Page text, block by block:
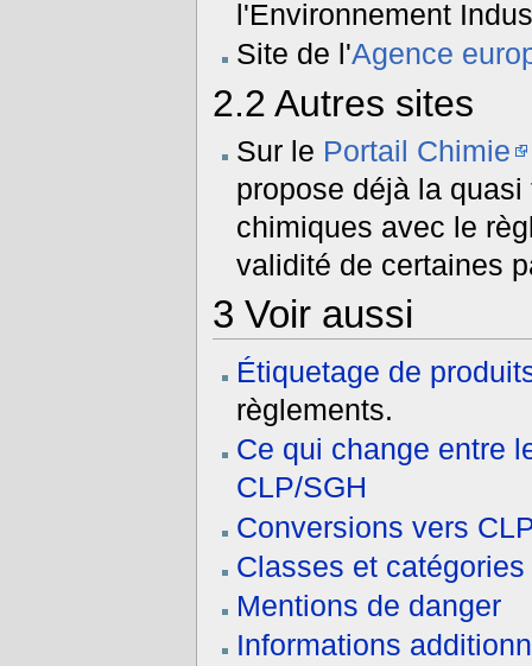
l'Environnement
Site de l'Agence
2.2 Autres sites
Sur le Portail Chimie
propose déjà la
chimiques avec le
validité de certaines
3 Voir aussi
Étiquetage de
règlements.
Ce qui change entre
CLP/SGH
Conversions vers
Classes et
Mentions de danger
Informations